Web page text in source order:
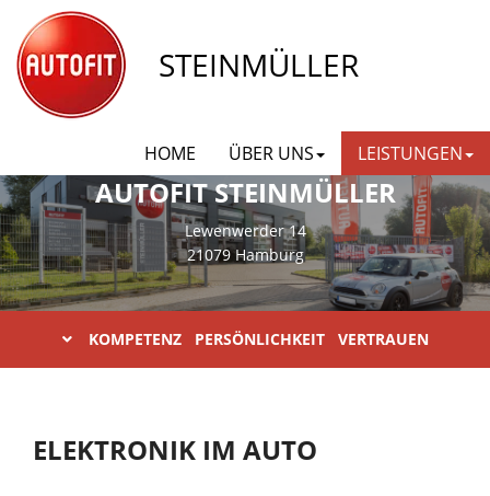
STEINMÜLLER
HOME ÜBER UNS LEISTUNGEN
AUTOFIT STEINMÜLLER
Lewenwerder 14
21079 Hamburg
KOMPETENZ PERSÖNLICHKEIT VERTRAUEN
ELEKTRONIK IM AUTO